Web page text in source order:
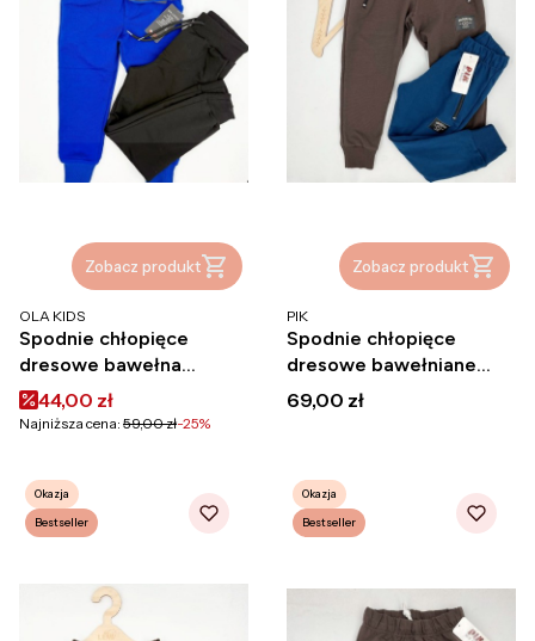
Zobacz produkt
PRODUCENT
OLA KIDS
Spodnie chłopięce
dresowe bawełna
polskie na gumce
kieszenie Ola Kids
Cena promocyjna
44,00 zł
Najniższa cena: 59,00 zł-25%
Zobacz produkt
PRODUCENT
PIK
Spodnie chłopięce
dresowe bawełniane
polskie PIK
Cena
69,00 zł
Okazja
Bestseller
Okazja
Bestseller